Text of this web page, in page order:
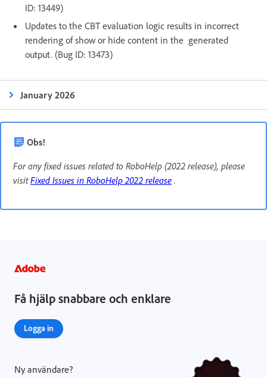
ID: 13449)
Updates to the CBT evaluation logic results in incorrect
rendering of show or hide content in the generated
output. (Bug ID: 13473)
January 2026
Obs!
For any fixed issues related to RoboHelp (2022 release), please
visitFixed Issues in RoboHelp 2022 release .
Få hjälp snabbare och enklare
Logga in
Ny användare?